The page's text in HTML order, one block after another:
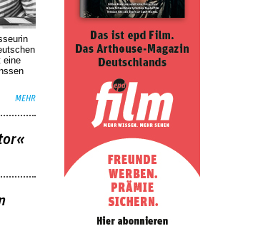
eine
MEHR